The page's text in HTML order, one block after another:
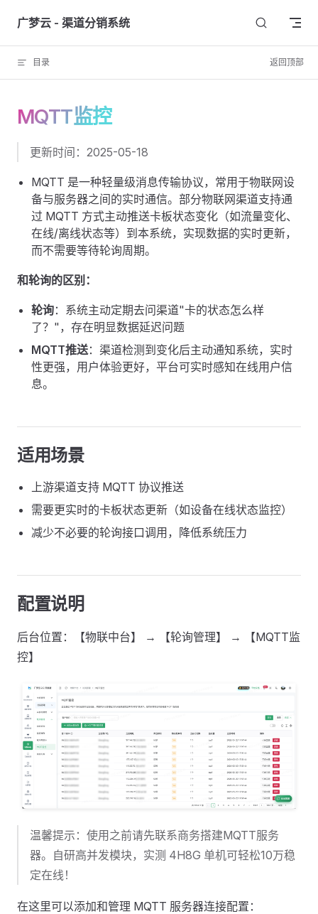
Skip to content
广梦云 - 渠道分销系统
目录 返回顶部
MQTT监控
更新时间：2025-05-18
MQTT 是一种轻量级消息传输协议，常用于物联网设
备与服务器之间的实时通信。部分物联网渠道支持通
过 MQTT 方式主动推送卡板状态变化（如流量变化、
在线/离线状态等）到本系统，实现数据的实时更新，
而不需要等待轮询周期。
和轮询的区别：
轮询：系统主动定期去问渠道"卡的状态怎么样
了？"，存在明显数据延迟问题
MQTT推送：渠道检测到变化后主动通知系统，实时
性更强，用户体验更好，平台可实时感知在线用户信
息。
适用场景
上游渠道支持 MQTT 协议推送
需要更实时的卡板状态更新（如设备在线状态监控）
减少不必要的轮询接口调用，降低系统压力
配置说明
后台位置：【物联中台】 → 【轮询管理】 → 【MQTT监
控】
温馨提示：使用之前请先联系商务搭建MQTT服务
器。自研高并发模块，实测 4H8G 单机可轻松10万稳
定在线！
在这里可以添加和管理 MQTT 服务器连接配置：